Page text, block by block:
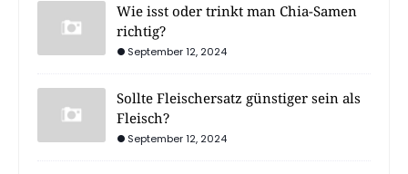
Wie isst oder trinkt man Chia-Samen
richtig?
September 12, 2024
Sollte Fleischersatz günstiger sein als
Fleisch?
September 12, 2024